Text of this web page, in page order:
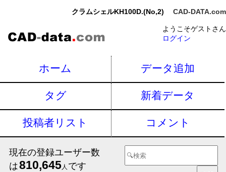
クラムシェルKH100D.(No,2) CAD-DATA.com
ようこそゲストさん
ログイン
ホーム データ追加
タグ 新着データ
投稿者リスト コメント
現在の登録ユーザー数
は810,645人 です